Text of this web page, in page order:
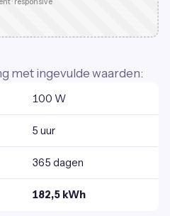
met ingevulde waarden:
100 W
5 uur
365 dagen
182,5 kWh